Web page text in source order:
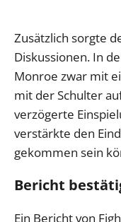
Zusätzlich sorgte
Diskussionen. In
Monroe zwar mit
mit der Schulter
verzögerte
verstärkte den
gekommen sein
Bericht
Ein Bericht von